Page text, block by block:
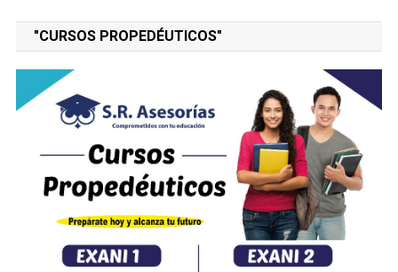
"CURSOS PROPEDÉUTICOS"